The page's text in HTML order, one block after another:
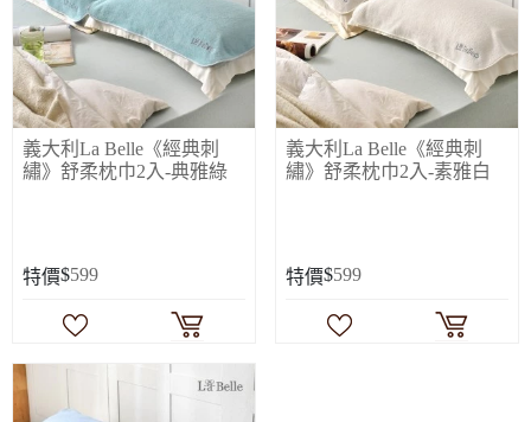
義大利La Belle《經典刺
繡》舒柔枕巾2入-典雅綠
特價$599
義大利La Belle《經典刺
繡》舒柔枕巾2入-素雅白
特價$599